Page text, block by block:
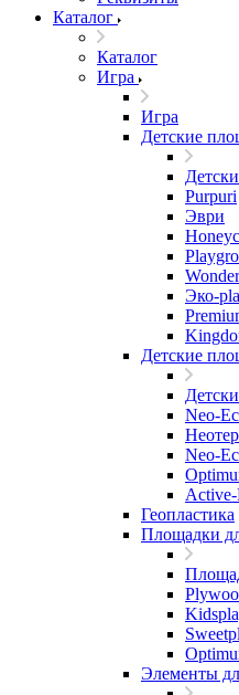
Каталог
Каталог
Игра
Игра
Детские
Purpuri
Эври
Эко-
Детские
Neo-
Neo-
Геопластика
Площадки
Элементы